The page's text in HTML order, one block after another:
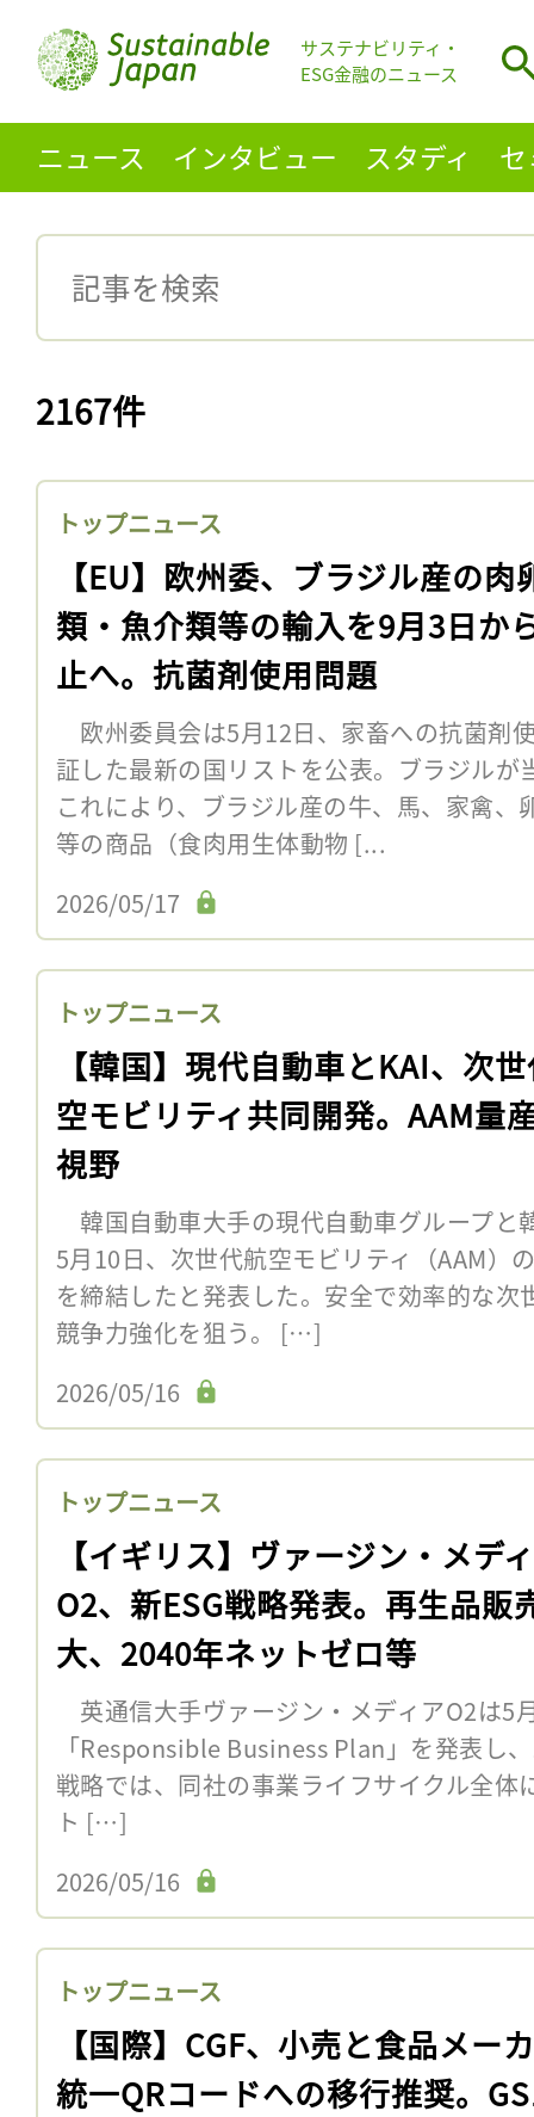
サステナビリティ・
ESG金融のニュース
ニュース インタビュー スタディ
2167件
トップニュース
【EU】欧州委、ブラジル産の肉
類・魚介類等の輸入を9月3日か
止へ。抗菌剤使用問題
欧州委員会は5月12日、家畜への抗菌剤
証した最新の国リストを公表。ブラジル
これにより、ブラジル産の牛、馬、家禽
等の商品（食肉用生体動物 [...
2026/05/17
トップニュース
【韓国】現代自動車とKAI、次
空モビリティ共同開発。AAM量
視野
韓国自動車大手の現代自動車グループと
5月10日、次世代航空モビリティ（AAM）
を締結したと発表した。安全で効率的な
競争力強化を狙う。 […]
2026/05/16
トップニュース
【イギリス】ヴァージン・メデ
O2、新ESG戦略発表。再生品販
大、2040年ネットゼロ等
英通信大手ヴァージン・メディアO2は5
「Responsible Business Plan」を発表
戦略では、同社の事業ライフサイクル全体
ト […]
2026/05/16
トップニュース
【国際】CGF、小売と食品メー
統一QRコードへの移行推奨。